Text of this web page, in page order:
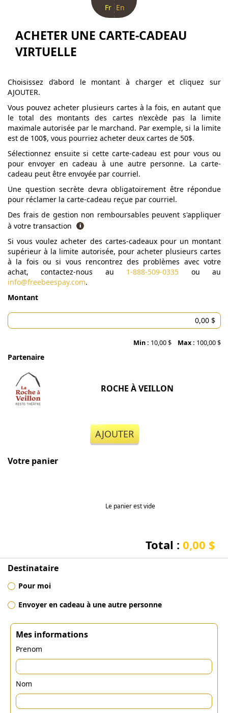
Fr En
ACHETER UNE CARTE-CADEAU
VIRTUELLE
Choisissez d’abord le montant à charger et cliquez sur
AJOUTER.
Vous pouvez acheter plusieurs cartes à la fois, en autant que
le total des montants des cartes n’excède pas la limite
maximale autorisée par le marchand. Par exemple, si la limite
est de 100$, vous pourriez acheter deux cartes de 50$.
Sélectionnez ensuite si cette carte-cadeau est pour vous ou
pour envoyer en cadeau à une autre personne. La carte-
cadeau peut être envoyée par courriel.
Une question secrète devra obligatoirement être répondue
pour réclamer la carte-cadeau reçue par courriel.
Des frais de gestion non remboursables peuvent s'appliquer
à votre transaction
Si vous voulez acheter des cartes-cadeaux pour un montant
supérieur à la limite autorisée, pour acheter plusieurs cartes
à la fois ou si vous rencontrez des problèmes avec votre
achat, contactez-nous au 1-888-509-0335 ou au
info@freebeespay.com.
Montant
Min : 10,00 $ Max : 100,00 $
Partenaire
ROCHE À VEILLON
AJOUTER
Votre panier
Le panier est vide
Total : 0,00 $
Destinataire
Pour moi
Envoyer en cadeau à une autre personne
Mes informations
Prenom
Nom